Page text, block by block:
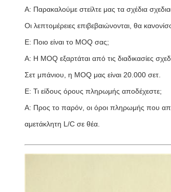
Α: Παρακαλούμε στείλτε μας τα σχέδια
Οι λεπτομέρειες επιβεβαιώνονται, θα
Ε: Ποιο είναι το MOQ σας;
Α: Η MOQ εξαρτάται από τις διαδικασίες
Σετ μπάνιου, η MOQ μας είναι 20.000 σετ.
Ε: Τι είδους όρους πληρωμής αποδέχεστε;
Α: Προς το παρόν, οι όροι πληρωμής που
αμετάκλητη L/C σε θέα.